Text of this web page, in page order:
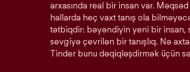
arxasında real bir insan var.
hallarda heç vaxt tanış ola
tətbiqdir: bəyəndiyin yeni bir insan,
sevgiyə çevrilən bir tanışlıq. Nə
Tinder bunu dəqiqləşdirmək üçün